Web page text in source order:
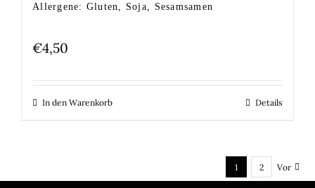
Allergene: Gluten, Soja, Sesamsamen
€4,50
In den Warenkorb Details
1 2 Vor